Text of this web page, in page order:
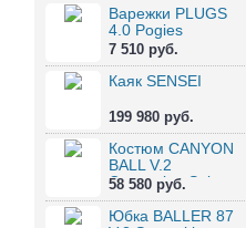
Варежки PLUGS
4.0 Pogies
7 510 руб.
Каяк SENSEI
199 980 руб.
Костюм CANYON
BALL V.2
Canyoning Suit
58 580 руб.
Юбка BALLER 87